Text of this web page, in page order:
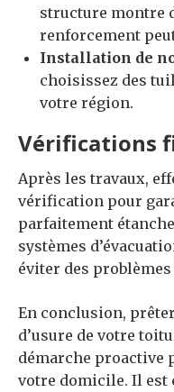
structure montre
renforcement
Installation de
choisissez des
votre région.
Vérifications
Après les travaux,
vérification pour
parfaitement
systèmes
éviter des
En conclusion,
d’usure de votre
démarche proactive
votre domicile. Il